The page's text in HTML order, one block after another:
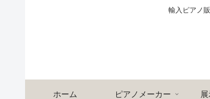
輸入ピアノ
ホーム ピアノメーカー